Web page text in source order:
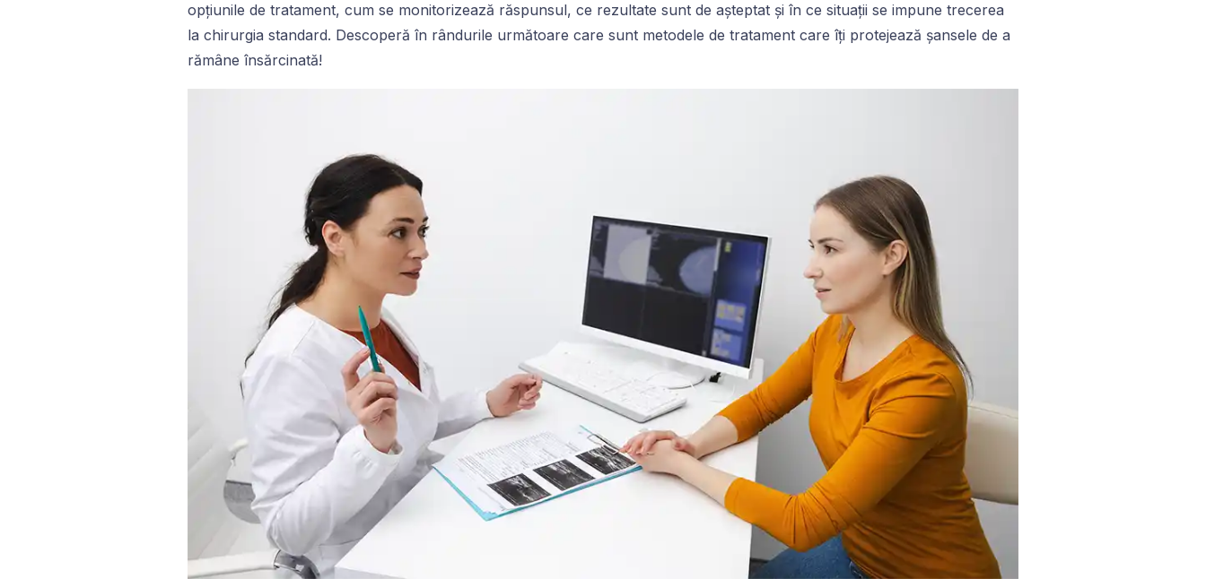
opțiunile de tratament, cum se monitorizează răspunsul, ce rezultate sunt de așteptat și în ce situații se impune trecerea
la chirurgia standard. Descoperă în rândurile următoare care sunt metodele de tratament care îți protejează șansele de a
rămâne însărcinată!